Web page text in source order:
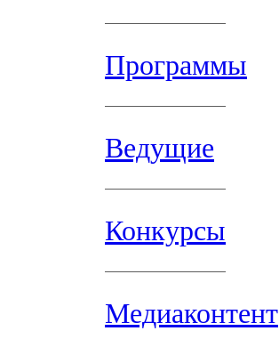
Программы
Ведущие
Конкурсы
Медиаконтент